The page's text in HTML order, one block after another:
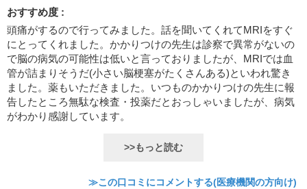
おすすめ度 :
頭痛がするので行ってみました。話を聞いてくれてMRIをすぐ
にとってくれました。かかりつけの先生は診察で異常がないの
で脳の病気の可能性は低いと言っておりましたが、MRIでは血
管が詰まりそうだ(小さい脳梗塞がたくさんある)といわれ驚き
ました。薬もいただきました。いつものかかりつけの先生に報
告したところ無駄な検査・投薬だとおっしゃいましたが、病気
がわかり感謝しています。
>>もっと読む
≫この口コミにコメントする(医療機関の方向け)